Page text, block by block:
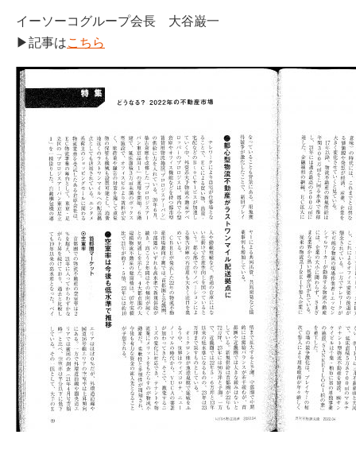
イーソーコグループ会長 大谷巌一
▶記事はこちら